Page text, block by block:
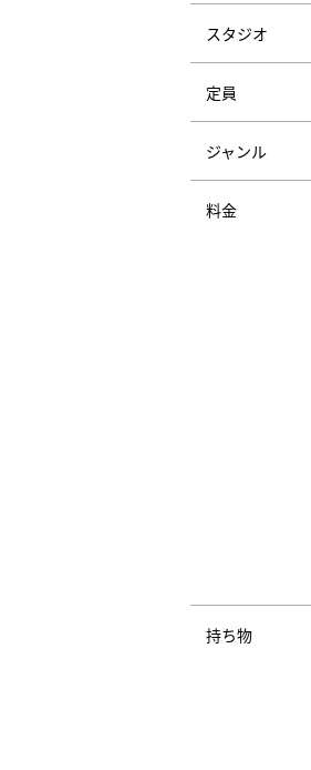
スタジオ
定員
ジャンル
料金
持ち物